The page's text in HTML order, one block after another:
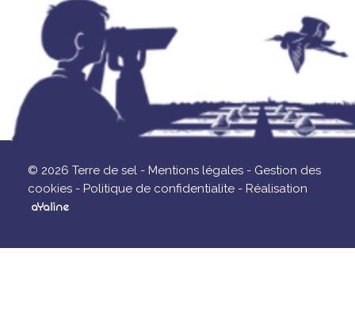
© 2026 Terre de sel - Mentions légales - Gestion des
cookies - Politique de confidentialite - Réalisation